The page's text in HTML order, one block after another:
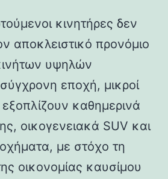
κινητήρες δεν
αποκλειστικό προνόμιο
υψηλών
εποχή, μικροί
καθημερινά
οικογενειακά SUV και
με στόχο τη
οικονομίας καυσίμου